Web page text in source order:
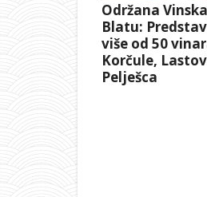
Održana
Blatu:
više od 50
Korčule,
Pelješca